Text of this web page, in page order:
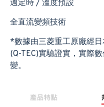
週定時 / 溫度預設
全直流變頻技術
*數據由三菱重工原廠經
(Q-TEC)實驗證實，實際
變。